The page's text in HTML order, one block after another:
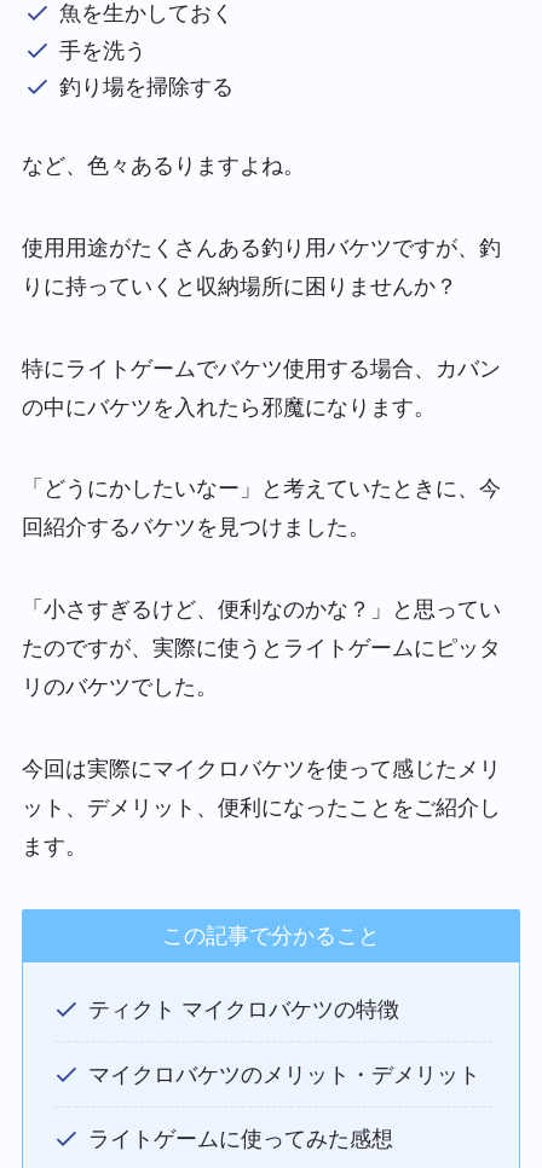
魚を生かしておく
手を洗う
釣り場を掃除する
など、色々あるりますよね。
使用用途がたくさんある釣り用バケツですが、釣
りに持っていくと収納場所に困りませんか？
特にライトゲームでバケツ使用する場合、カバン
の中にバケツを入れたら邪魔になります。
「どうにかしたいなー」と考えていたときに、今
回紹介するバケツを見つけました。
「小さすぎるけど、便利なのかな？」と思ってい
たのですが、実際に使うとライトゲームにピッタ
リのバケツでした。
今回は実際にマイクロバケツを使って感じたメリ
ット、デメリット、便利になったことをご紹介し
ます。
この記事で分かること
ティクト マイクロバケツの特徴
マイクロバケツのメリット・デメリット
ライトゲームに使ってみた感想